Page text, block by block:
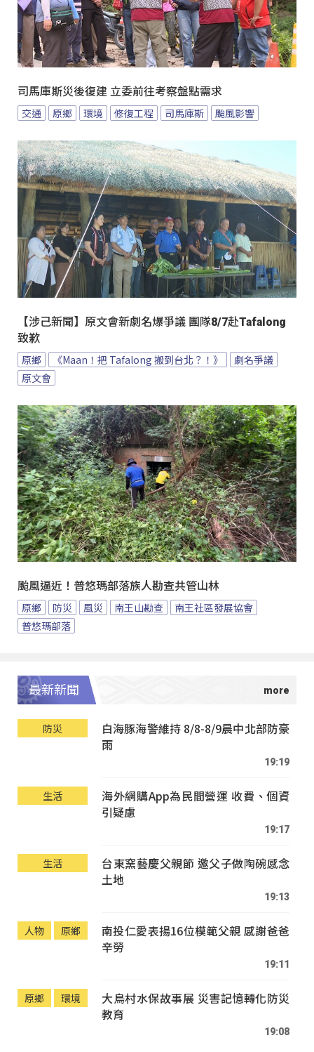
司馬庫斯災後復建 立委前往考察盤點需求
交通 原鄉 環境 修復工程 司馬庫斯 颱風影響
【涉己新聞】原文會新劇名爆爭議 團隊8/7赴Tafalong
致歉
原鄉 《Maan！把 Tafalong 搬到台北？！》
劇名爭議
原文會
颱風逼近！普悠瑪部落族人勘查共管山林
原鄉 防災 風災 南王山勘查
南王社區發展協會
普悠瑪部落
最新新聞
防災
白海豚海警維持 8/8-8/9晨中北部防豪
雨
19:19
生活
海外網購App為民間營運 收費、個資
引疑慮
19:17
生活
台東窯藝慶父親節 邀父子做陶碗感念
土地
19:13
人物 原鄉
南投仁愛表揚16位模範父親 感謝爸爸
辛勞
19:11
原鄉 環境
大鳥村水保故事展 災害記憶轉化防災
教育
19:08